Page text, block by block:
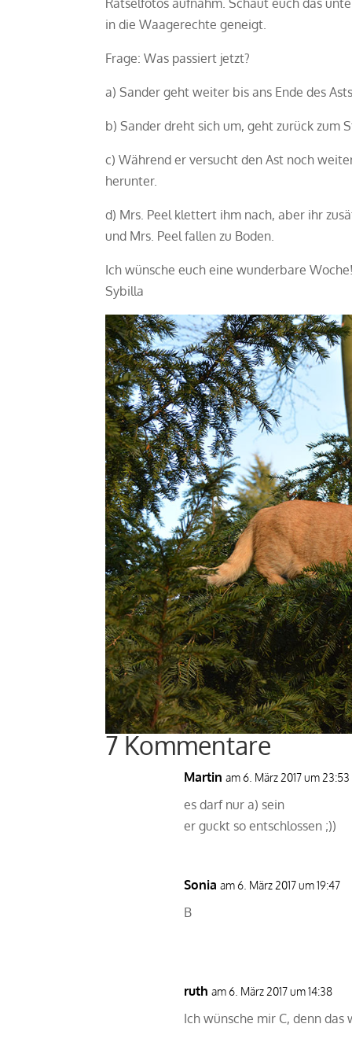
Rätselfotos aufnahm. Schaut euch das
in die Waagerechte geneigt.
Frage: Was passiert jetzt?
a) Sander geht weiter bis ans Ende des
b) Sander dreht sich um, geht zurück zum
c) Während er versucht den Ast noch
herunter.
d) Mrs. Peel klettert ihm nach, aber ihr
und Mrs. Peel fallen zu Boden.
Ich wünsche euch eine wunderbare
Sybilla
7 Kommentare
Martin am 6. März 2017 um 23:53
es darf nur a) sein
er guckt so entschlossen ;))
Sonia am 6. März 2017 um 19:47
B
ruth am 6. März 2017 um 14:38
Ich wünsche mir C, denn